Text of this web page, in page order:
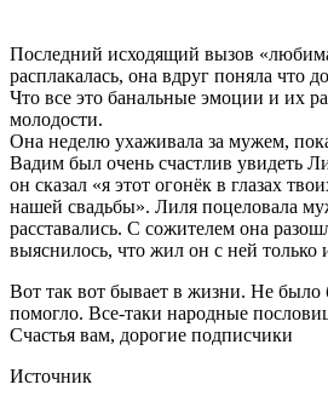
Последний исходящий вызов
расплакалась, она вдруг поняла что
Что все это банальные эмоции и их
молодости.
Она неделю ухаживала за мужем,
Вадим был очень счастлив увидеть
он сказал «я этот огонёк в глазах
нашей свадьбы». Лиля поцеловала
расставались. С сожителем она
выяснилось, что жил он с ней только
Вот так вот бывает в жизни. Не было
помогло. Все-таки народные
Счастья вам, дорогие подписчики
Источник